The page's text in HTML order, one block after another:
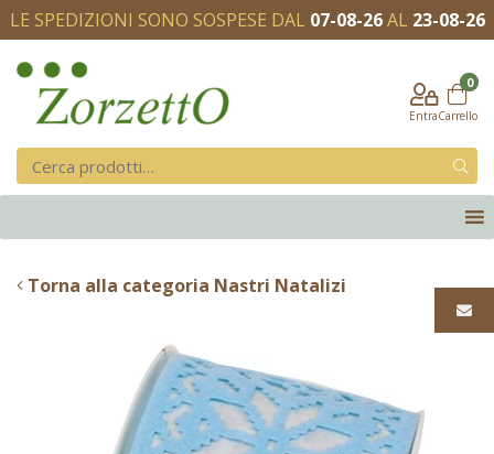
LE SPEDIZIONI SONO SOSPESE DAL 07-08-26AL 23-08-26
Entra
0
Carrello
Torna alla categoria Nastri Natalizi